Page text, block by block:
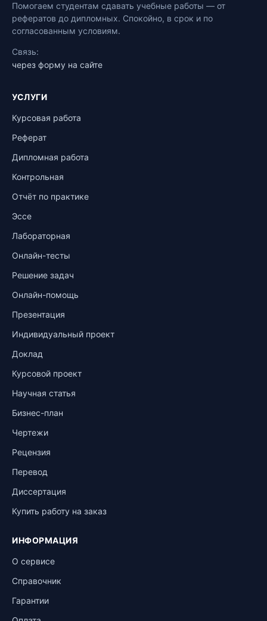
Помогаем студентам сдавать учебные работы — от
рефератов до дипломных. Спокойно, в срок и по
согласованным условиям.
Связь:
через форму на сайте
УСЛУГИ
Курсовая работа
Реферат
Дипломная работа
Контрольная
Отчёт по практике
Эссе
Лабораторная
Онлайн-тесты
Решение задач
Онлайн-помощь
Презентация
Индивидуальный проект
Доклад
Курсовой проект
Научная статья
Бизнес-план
Чертежи
Рецензия
Перевод
Диссертация
Купить работу на заказ
ИНФОРМАЦИЯ
О сервисе
Справочник
Гарантии